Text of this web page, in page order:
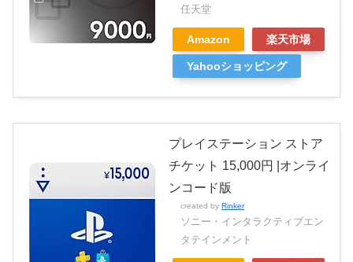
任天堂
Amazon 楽天市場
Yahooショッピング
プレイステーション ストア
チケット 15,000円 |オンライ
ンコード版
created by Rinker
ソニー・インタラクティブエン
タテインメント